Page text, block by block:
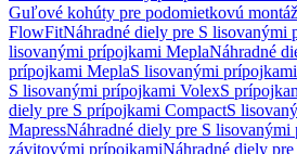
Guľové kohúty pre podomietkovú montáž
FlowFitNáhradné diely pre S
lisovanými prípojkami MeplaNáhradné
prípojkami MeplaS lisovanými
S lisovanými prípojkami VolexS
diely pre S prípojkami CompactS
MapressNáhradné diely pre S lisovanými
závitovými prípojkamiNáhradné diely